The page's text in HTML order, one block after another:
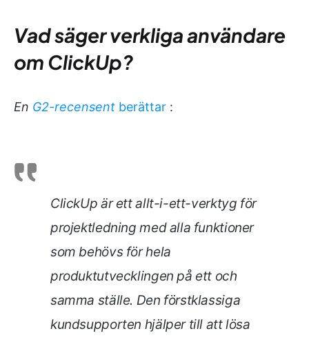
Vad säger verkliga användare
om ClickUp?
En G2-recensent berättar :
ClickUp är ett allt-i-ett-verktyg för
projektledning med alla funktioner
som behövs för hela
produktutvecklingen på ett och
samma ställe. Den förstklassiga
kundsupporten hjälper till att lösa